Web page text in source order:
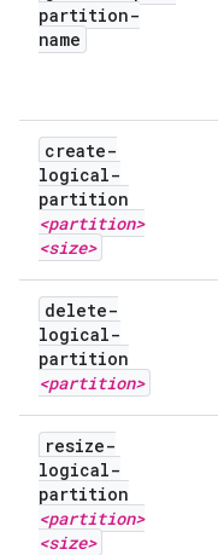
partition-
name
create-
logical-
partition
<partition>
<size>
delete-
logical-
partition
<partition>
resize-
logical-
partition
<partition>
<size>